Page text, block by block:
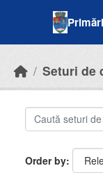
Seturi de
Order by